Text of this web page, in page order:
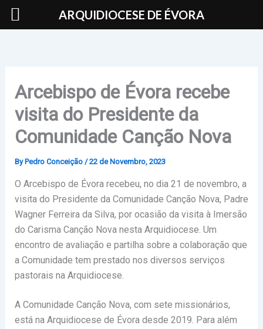
Skip
Arcebispo de Évora recebe
visita do Presidente da
Comunidade Canção Nova
By Pedro Conceição /22 de Novembro, 2023
O Arcebispo de Évora recebeu, no dia 21 de novembro, a
visita do Presidente da Comunidade Canção Nova, Padre
Wagner Ferreira da Silva, por ocasião da visita à Imersão
do Carisma Canção Nova nesta Arquidiocese. Um
encontro de avaliação e partilha sobre a colaboração que
a Comunidade tem prestado nos diversos serviços
pastorais na Arquidiocese.
A Comunidade Canção Nova, com sete missionários,
está na Arquidiocese de Évora desde 2019. Para além
ARQUIDIOCESE DE ÉVORA